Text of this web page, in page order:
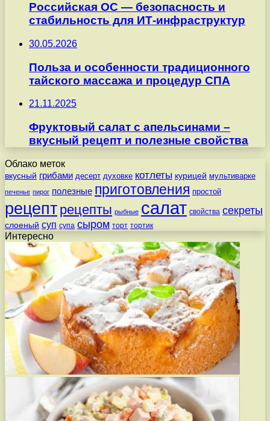
Российская ОС — безопасность и
стабильность для ИТ-инфраструктур
30.05.2026
Польза и особенности традиционного
тайского массажа и процедур СПА
21.11.2025
Фруктовый салат с апельсинами –
вкусный рецепт и полезные свойства
Облако меток
вкусный грибами десерт духовке котлеты курицей мультиварке
печенье пирог полезные приготовления простой
рецепт рецепты рыбные салат свойства секреты
слоеный суп супа сыром торт тортик
Интересно